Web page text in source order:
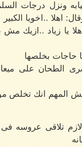
ونزل درجات
اهلا ..اخويا الكبير
يا زياد ..ازيك مش
حاجات بخلصها
الطحان على
المهم انك تخلص
لازم تلاقى عروسه